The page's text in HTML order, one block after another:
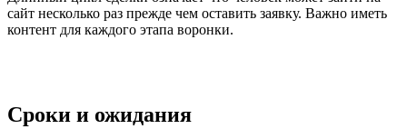
сайт несколько раз прежде чем оставить заявку. Важно иметь
контент для каждого этапа воронки.
Сроки и ожидания